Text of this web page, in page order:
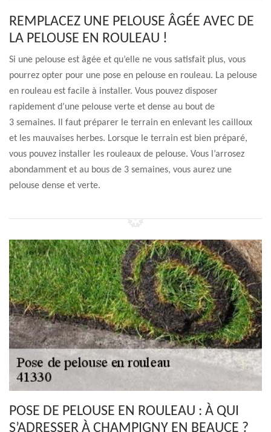
REMPLACEZ UNE PELOUSE ÂGÉE AVEC DE
LA PELOUSE EN ROULEAU !
Si une pelouse est âgée et qu’elle ne vous satisfait plus, vous
pourrez opter pour une pose en pelouse en rouleau. La pelouse
en rouleau est facile à installer. Vous pouvez disposer
rapidement d’une pelouse verte et dense au bout de
3 semaines. Il faut préparer le terrain en enlevant les cailloux
et les mauvaises herbes. Lorsque le terrain est bien préparé,
vous pouvez installer les rouleaux de pelouse. Vous l’arrosez
abondamment et au bous de 3 semaines, vous aurez une
pelouse dense et verte.
POSE DE PELOUSE EN ROULEAU : À QUI
S’ADRESSER À CHAMPIGNY EN BEAUCE ?